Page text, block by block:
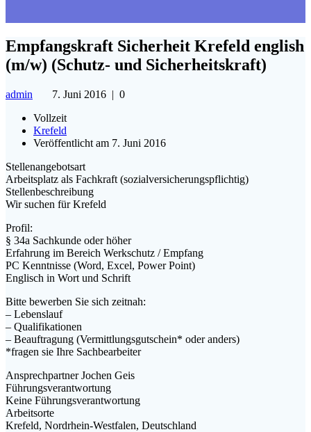
Empfangskraft Sicherheit Krefeld english
(m/w) (Schutz- und Sicherheitskraft)
admin 7. Juni 2016 | 0
Vollzeit
Krefeld
Veröffentlicht am 7. Juni 2016
Stellenangebotsart
Arbeitsplatz als Fachkraft (sozialversicherungspflichtig)
Stellenbeschreibung
Wir suchen für Krefeld
Profil:
§ 34a Sachkunde oder höher
Erfahrung im Bereich Werkschutz / Empfang
PC Kenntnisse (Word, Excel, Power Point)
Englisch in Wort und Schrift
Bitte bewerben Sie sich zeitnah:
– Lebenslauf
– Qualifikationen
– Beauftragung (Vermittlungsgutschein* oder anders)
*fragen sie Ihre Sachbearbeiter
Ansprechpartner Jochen Geis
Führungsverantwortung
Keine Führungsverantwortung
Arbeitsorte
Krefeld, Nordrhein-Westfalen, Deutschland